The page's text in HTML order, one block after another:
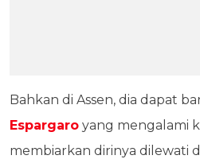
Bahkan di Assen, dia dapat
Espargaro yang mengalami
membiarkan dirinya dilewati